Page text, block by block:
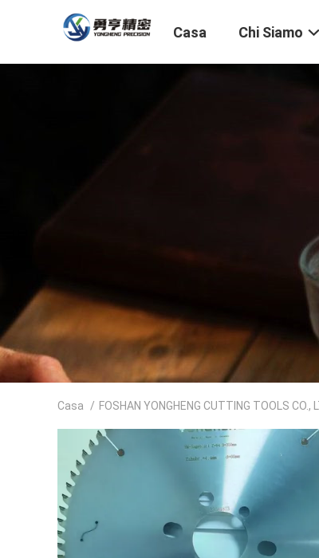
Casa Chi Siamo
Casa / FOSHAN YONGHENG CUTTING TOOLS CO.,